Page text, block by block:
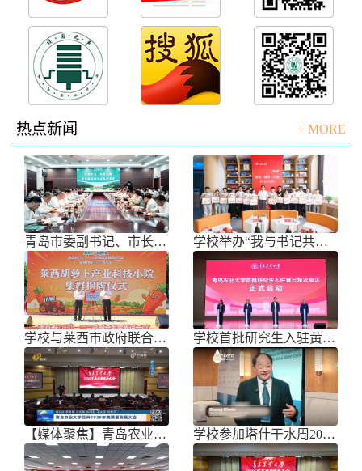
热点新闻 + MORE
青岛市委副书记、市长任刚来校调研 学校举办“我与书记共话成长”师生面
学校与莱西市政府联合举办青岛市胡萝 学校首批研究生入驻黄三角农高区
【媒体聚焦】青岛农业大学召开202 学校参加塔什干水周2026国际论坛